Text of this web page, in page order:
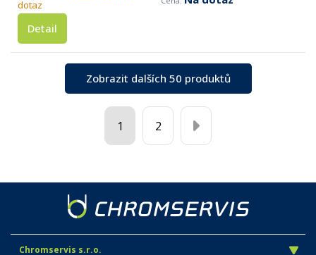
dotaz
Detail
Zobrazit dalších 50 produktů
1 2
Chromservis s.r.o.